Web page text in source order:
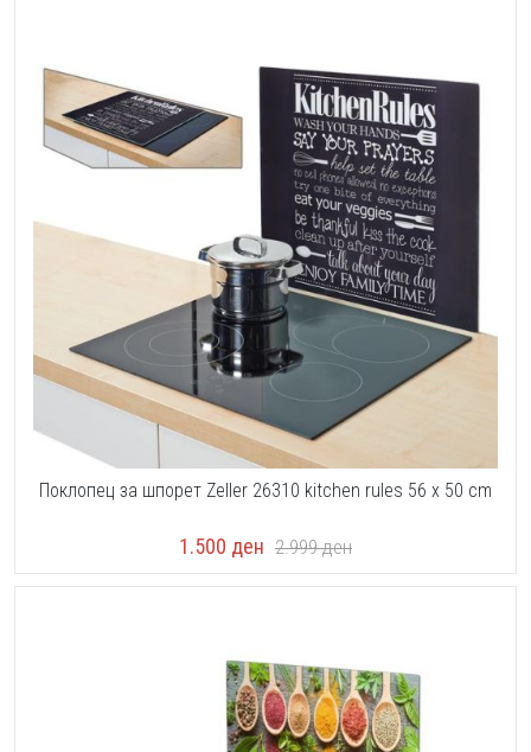
Поклопец за шпорет Zeller 26310 kitchen rules 56 x 50 cm
1.500 ден 2.999ден